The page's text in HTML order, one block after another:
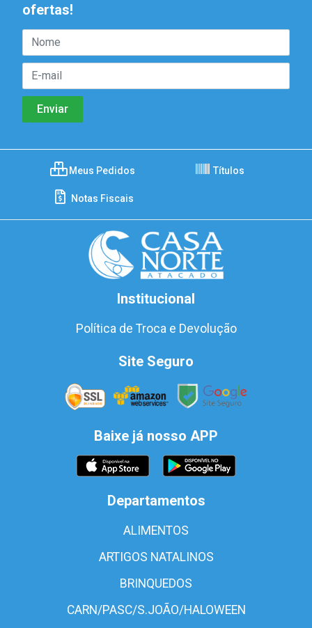
ofertas!
Meus Pedidos Títulos
Notas Fiscais
Institucional
Política de Troca e Devolução
Site Seguro
Baixe já nosso APP
Departamentos
ALIMENTOS
ARTIGOS NATALINOS
BRINQUEDOS
CARN/PASC/S.JOÃO/HALOWEEN